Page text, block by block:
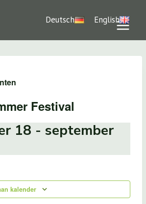
Deutsch English
Festival
18 - september
kalender